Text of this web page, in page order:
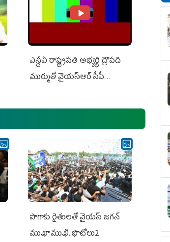
ఎన్డీఏ రాష్ట్ర‌ప‌తి అభ్య‌ర్థి ద్రౌప‌ది
ముర్ముతో వైయ‌స్ఆర్ సీపీ
ఎమ్మెల్యేలు, ఎంపీల స‌మావేశం
పొగాకు రైతుల‌తో వైయ‌స్ జ‌గ‌న్
ముఖాముఖి..ఫొటోలు2